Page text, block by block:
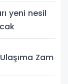
yeni nesil
Zam